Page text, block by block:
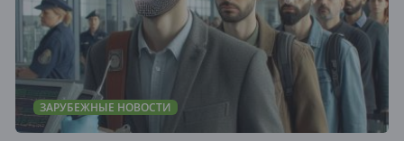
ЗАРУБЕЖНЫЕ НОВОСТИ